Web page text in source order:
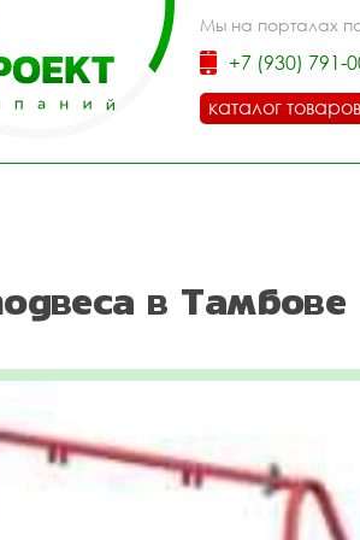
Мы на порталах
+7 (930) 791-
каталог товаров
в Тамбове